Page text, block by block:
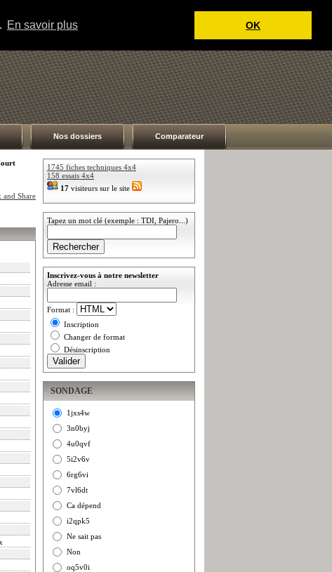
En savoir plus OK
Nos dossiers Comparateur
1745 fiches techniques 4x4
158 essais 4x4
17 visiteurs sur le site
Tapez un mot clé (exemple : TDI, Pajero...)
Inscrivez-vous à notre newsletter
Adresse email :
Format :
Inscription
Changer de format
Désinscription
SONDAGE
1jxs4w
3n0byj
4u0qvf
5i2v6v
6rg6vi
7vl6dt
Ca dépend
i2qpk5
Ne sait pas
Non
oq5v0i